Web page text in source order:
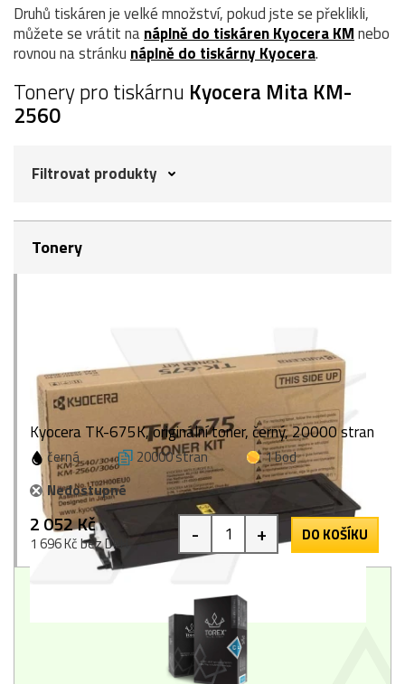
Druhů tiskáren je velké množství, pokud jste se překlikli,
můžete se vrátit nanáplně do tiskáren Kyocera KMnebo
rovnou na stránku náplně do tiskárny Kyocera.
Tonery pro tiskárnu Kyocera Mita KM-
2560
Filtrovat produkty
Tonery
Kyocera TK-675K, originální toner, černý, 20000 stran
černá 20000 stran
1 bod
Nedostupné
2 052 Kč
1 696 Kč bez DPH - + DO KOŠÍKU